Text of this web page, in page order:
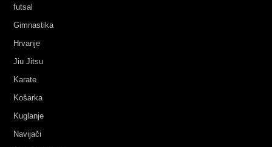
futsal
Gimnastika
Hrvanje
Jiu Jitsu
Karate
Košarka
Kuglanje
Navijači